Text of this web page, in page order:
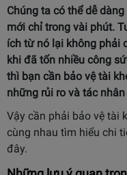
Chúng ta có thể dễ
mới chỉ trong vài phút.
ích từ nó lại không phải
khi đã tốn nhiều công
thì bạn cần bảo vệ tài
những rủi ro và tác
Vậy cần phải bảo vệ tài
cùng nhau tìm hiểu chi
đây.